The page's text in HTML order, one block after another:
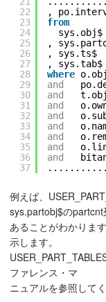
22
23
24
25
26
27
28
29
30
31
32
33
34
35
36
37
,
from
sys.obj$
,
, sys.ts$
, sys.tab$
where
and
and
and
and
and
and
and
and
例えば、
sys.partobj$のpartcnt
あることがわかりま
示します。
ファレンス・マ
ニュアルを参照してく